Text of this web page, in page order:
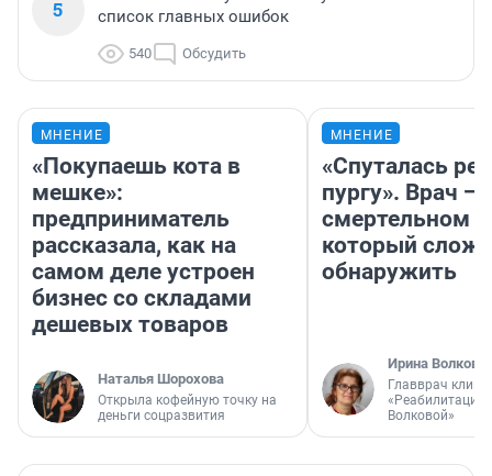
5
список главных ошибок
540 Обсудить
МНЕНИЕ
«Покупаешь кота в
мешке»:
предприниматель
рассказала, как на
самом деле устроен
бизнес со складами
дешевых товаров
Наталья Шорохова
Открыла кофейную точку на
деньги соцразвития
МНЕНИЕ
«Спуталась
пургу». Врач —
смертельном
который
обнаружить
Ирина Волкова
Главврач
«Реабилитация
Волковой»